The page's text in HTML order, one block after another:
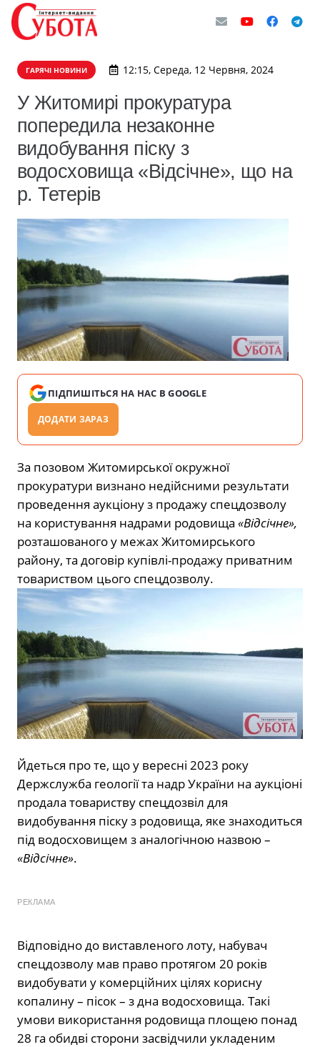
ГАРЯЧІ НОВИНИ 12:15, Середа, 12 Червня, 2024
У Житомирі прокуратура
попередила незаконне
видобування піску з
водосховища «Відсічне», що на
р. Тетерів
ПІДПИШІТЬСЯ НА НАС В GOOGLE
ДОДАТИ ЗАРАЗ
За позовом Житомирської окружної
прокуратури визнано недійсними результати
проведення аукціону з продажу спецдозволу
на користування надрами родовища «Відсічне»,
розташованого у межах Житомирського
району, та договір купівлі-продажу приватним
товариством цього спецдозволу.
Йдеться про те, що у вересні 2023 року
Держслужба геології та надр України на аукціоні
продала товариству спецдозвіл для
видобування піску з родовища, яке знаходиться
під водосховищем з аналогічною назвою –
«Відсічне».
РЕКЛАМА
Відповідно до виставленого лоту, набувач
спецдозволу мав право протягом 20 років
видобувати у комерційних цілях корисну
копалину – пісок – з дна водосховища. Такі
умови використання родовища площею понад
28 га обидві сторони засвідчили укладеним